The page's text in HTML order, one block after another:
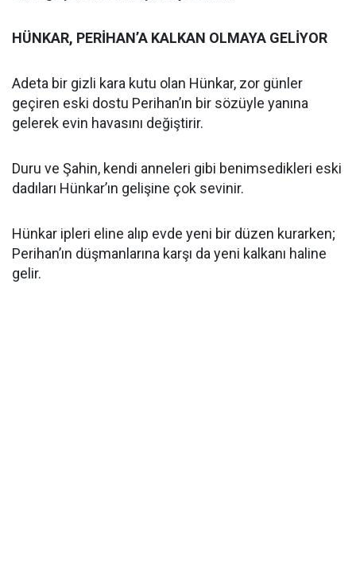
HÜNKAR, PERİHAN’A KALKAN OLMAYA GELİYOR
Adeta bir gizli kara kutu olan Hünkar, zor günler
geçiren eski dostu Perihan’ın bir sözüyle yanına
gelerek evin havasını değiştirir.
Duru ve Şahin, kendi anneleri gibi benimsedikleri eski
dadıları Hünkar’ın gelişine çok sevinir.
Hünkar ipleri eline alıp evde yeni bir düzen kurarken;
Perihan’ın düşmanlarına karşı da yeni kalkanı haline
gelir.